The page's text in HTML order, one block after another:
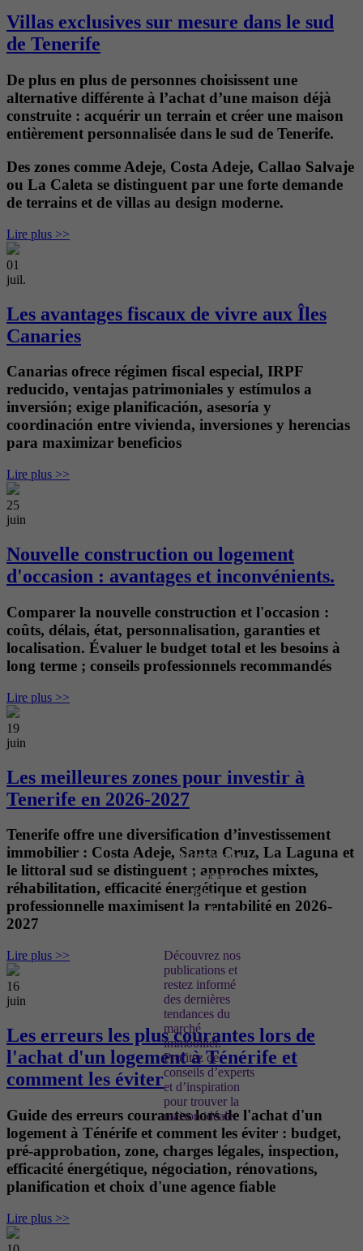
Bienvenue
sur notre
blog
immobilier
Découvrez nos
publications et
restez informé
des dernières
tendances du
marché
immobilier.
Profitez de
conseils d’experts
et d’inspiration
pour trouver la
maison idéale.
Villas exclusives sur mesure dans le sud
de Tenerife
De plus en plus de personnes choisissent une
alternative différente à l’achat d’une maison déjà
construite : acquérir un terrain et créer une maison
entièrement personnalisée dans le sud de Tenerife.
Des zones comme Adeje, Costa Adeje, Callao Salvaje
ou La Caleta se distinguent par une forte demande
de terrains et de villas au design moderne.
Lire plus >>
01
juil.
Les avantages fiscaux de vivre aux Îles
Canaries
Canarias ofrece régimen fiscal especial, IRPF
reducido, ventajas patrimoniales y estímulos a
inversión; exige planificación, asesoría y
coordinación entre vivienda, inversiones y herencias
para maximizar beneficios
Lire plus >>
25
juin
Nouvelle construction ou logement
d'occasion : avantages et inconvénients.
Comparer la nouvelle construction et l'occasion :
coûts, délais, état, personnalisation, garanties et
localisation. Évaluer le budget total et les besoins à
long terme ; conseils professionnels recommandés
Lire plus >>
19
juin
Les meilleures zones pour investir à
Tenerife en 2026-2027
Tenerife offre une diversification d’investissement
immobilier : Costa Adeje, Santa Cruz, La Laguna et
le littoral sud se distinguent ; approches mixtes,
réhabilitation, efficacité énergétique et gestion
professionnelle maximisent la rentabilité en 2026-
2027
Lire plus >>
16
juin
Les erreurs les plus courantes lors de
l'achat d'un logement à Ténérife et
comment les éviter
Guide des erreurs courantes lors de l'achat d'un
logement à Ténérife et comment les éviter : budget,
pré-approbation, zone, charges légales, inspection,
efficacité énergétique, négociation, rénovations,
planification et choix d'une agence fiable
Lire plus >>